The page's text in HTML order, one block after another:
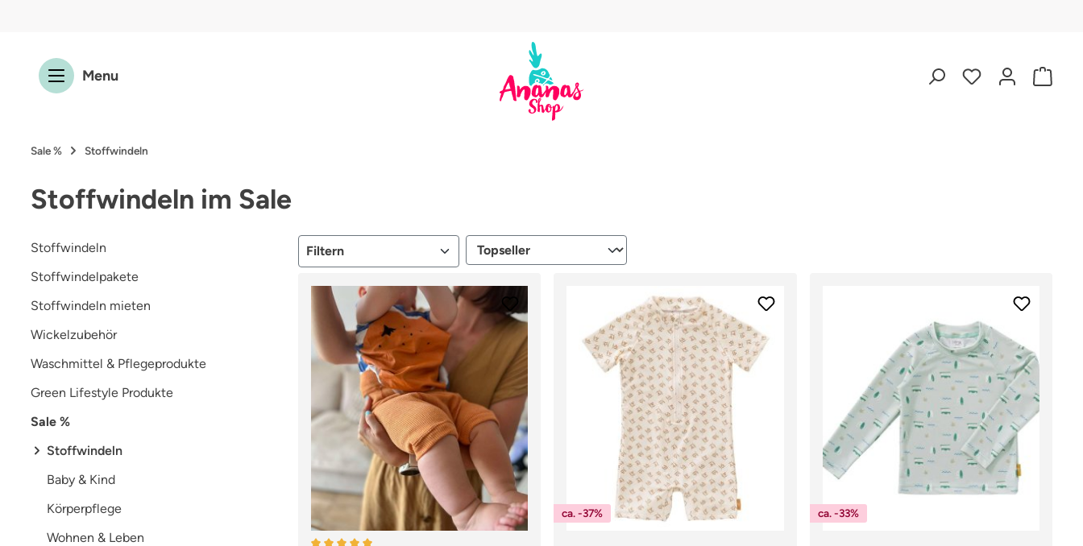
Menu
Sale % Stoffwindeln
Stoffwindeln im Sale
Stoffwindeln
Stoffwindelpakete
Stoffwindeln mieten
Wickelzubehör
Waschmittel & Pflegeprodukte
Green Lifestyle Produkte
Sale %
Stoffwindeln
Baby & Kind
Körperpflege
Wohnen & Leben
Filtern
ca. -37% ca. -33%